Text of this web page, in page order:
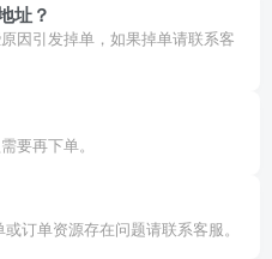
址？
因引发掉单，如果掉单请联系客
要再下单。
订单资源存在问题请联系客服。